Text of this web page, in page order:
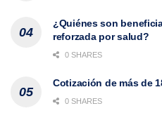
¿Quiénes son
reforzada por salud?
0 SHARES
Cotización de más de
0 SHARES